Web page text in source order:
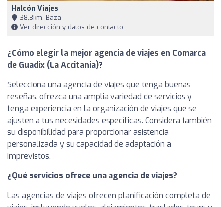
Halcón Viajes
38,3km, Baza
Ver dirección y datos de contacto
¿Cómo elegir la mejor agencia de viajes en Comarca
de Guadix (La Accitania)?
Selecciona una agencia de viajes que tenga buenas
reseñas, ofrezca una amplia variedad de servicios y
tenga experiencia en la organización de viajes que se
ajusten a tus necesidades específicas. Considera también
su disponibilidad para proporcionar asistencia
personalizada y su capacidad de adaptación a
imprevistos.
¿Qué servicios ofrece una agencia de viajes?
Las agencias de viajes ofrecen planificación completa de